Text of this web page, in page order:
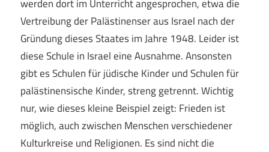
werden dort im Unterricht angesprochen, etwa die
Vertreibung der Palästinenser aus Israel nach der
Gründung dieses Staates im Jahre 1948. Leider ist
diese Schule in Israel eine Ausnahme. Ansonsten
gibt es Schulen für jüdische Kinder und Schulen für
palästinensische Kinder, streng getrennt. Wichtig
nur, wie dieses kleine Beispiel zeigt: Frieden ist
möglich, auch zwischen Menschen verschiedener
Kulturkreise und Religionen. Es sind nicht die